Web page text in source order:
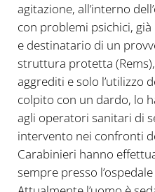
agitazione, all’interno
con problemi psichici,
e destinatario di un
struttura protetta
aggrediti e solo l’utilizzo
colpito con un dardo, lo
agli operatori sanitari di
intervento nei confronti
Carabinieri hanno
sempre presso